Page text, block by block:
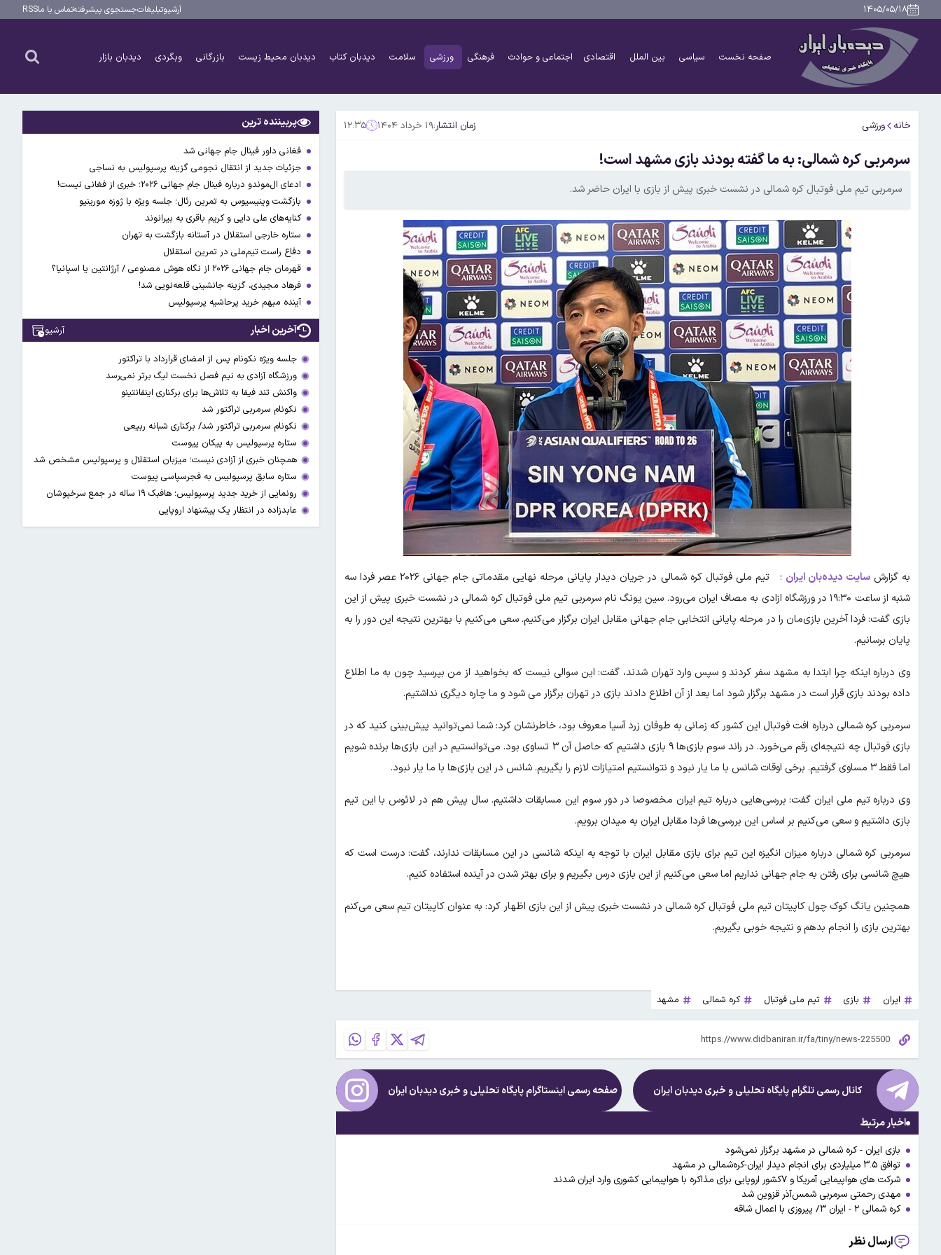
۱۴۰۵/۰۵/۱۸ آرشیوتبلیغاتجستجوی پیشرفتهتماس با ماRSS
صفحه نخست سیاسی بین الملل اقتصادی اجتماعی و حوادث فرهنگی ورزشی سلامت دیدبان کتاب دیدبان محیط زیست بازرگانی وبگردی دیدبان بازار
خانه ورزشی زمان انتشار:۱۹ خرداد ۱۴۰۴ ۱۲:۳۵
سرمربی کره شمالی: به ما گفته بودند بازی مشهد است!
سرمربی تیم ملی فوتبال کره شمالی در نشست خبری پیش از بازی با ایران حاضر شد.
به گزارشسایت دیده‌بان ایران
؛ تیم ملی فوتبال کره شمالی در جریان دیدار پایانی مرحله نهایی مقدماتی جام جهانی ۲۰۲۶ عصر فردا سه
شنبه از ساعت ۱۹:۳۰ در ورزشگاه ازادی به مصاف ایران می‌رود. سین یونگ نام سرمربی تیم ملی فوتبال کره شمالی در نشست خبری پیش از این
بازی گفت: فردا آخرین بازی‌مان را در مرحله پایانی انتخابی جام جهانی مقابل ایران برگزار می‌کنیم. سعی می‌کنیم با بهترین نتیجه این دور را به
پایان برسانیم.
وی درباره اینکه چرا ابتدا به مشهد سفر کردند و سپس وارد تهران شدند، گفت: این سوالی نیست که بخواهید از من بپرسید چون به ما اطلاع
داده بودند بازی قرار است در مشهد برگزار شود اما بعد از آن اطلاع دادند بازی در تهران برگزار می شود و ما چاره دیگری نداشتیم.
سرمربی کره شمالی درباره افت فوتبال این کشور که زمانی به طوفان زرد آسیا معروف بود، خاطرنشان کرد: شما نمی‌توانید پیش‌بینی کنید که در
بازی فوتبال چه نتیجه‌ای رقم می‌خورد. در راند سوم بازی‌ها ۹ بازی داشتیم که حاصل آن ۳ تساوی بود. می‌توانستیم در این بازی‌ها برنده شویم
اما فقط ۳ مساوی گرفتیم. برخی اوقات شانس با ما یار نبود و نتوانستیم امتیازات لازم را بگیریم. شانس در این بازی‌ها با ما یار نبود.
وی درباره تیم ملی ایران گفت: بررسی‌هایی درباره تیم ایران مخصوصا در دور سوم این مسابقات داشتیم. سال پیش هم در لائوس با این تیم
بازی داشتیم و سعی می‌کنیم بر اساس این بررسی‌ها فردا مقابل ایران به میدان برویم.
سرمربی کره شمالی درباره میزان انگیزه این تیم برای بازی مقابل ایران با توجه به اینکه شانسی در این مسابقات ندارند، گفت: درست است که
هیچ شانسی برای رفتن به جام جهانی نداریم اما سعی می‌کنیم از این بازی درس بگیریم و برای بهتر شدن در آینده استفاده کنیم.
همچنین یانگ کوک چول کاپیتان تیم ملی فوتبال کره شمالی در نشست خبری پیش از این بازی اظهار کرد: به عنوان کاپیتان تیم سعی می‌کنم
بهترین بازی را انجام بدهم و نتیجه خوبی بگیریم.
ایران بازی تیم ملی فوتبال کره شمالی مشهد
کانال رسمی تلگرام پایگاه تحلیلی و خبریدیدبان ایران صفحه رسمی اینستاگرام پایگاه تحلیلی و خبریدیدبان ایران
اخبار مرتبط
بازی ایران - کره شمالی در مشهد برگزار نمی‌شود
توافق ۳.۵ میلیاردی برای انجام دیدار ایران-‌کره‌شمالی در مشهد
شرکت های هواپیمایی آمریکا و ۷کشور اروپایی برای مذاکره با هواپیمایی کشوری وارد ایران شدند
مهدی رحمتی سرمربی شمس‌آذر قزوین شد
کره شمالی ۲ - ایران ۳/ پیروزی با اعمال شاقه
ارسال نظر
پربیننده ترین
فغانی داور فینال جام جهانی شد
جزئیات جدید از انتقال نجومی گزینه پرسپولیس به نساجی
ادعای ال‌‍موندو درباره فینال جام جهانی ۲۰۲۶؛ خبری از فغانی نیست!
بازگشت وینیسیوس به تمرین رئال؛ جلسه ویژه با ژوزه مورینیو
کنایه‌های علی دایی و کریم باقری به بیرانوند
ستاره خارجی استقلال در آستانه بازگشت به تهران
دفاع راست تیم‌ملی در تمرین استقلال
قهرمان جام جهانی ۲۰۲۶ از نگاه هوش مصنوعی / آرژانتین یا اسپانیا؟
فرهاد مجیدی، گزینه جانشینی قلعه‌نویی شد!
آینده مبهم خرید پرحاشیه پرسپولیس
آخرین اخبار آرشیو
جلسه ویژه نکونام پس از امضای قرارداد با تراکتور
ورزشگاه آزادی به نیم فصل نخست لیگ برتر نمی‌رسد
واکنش تند فیفا به تلاش‌ها برای برکناری اینفانتینو
نکونام سرمربی تراکتور شد
نکونام سرمربی تراکتور شد/ برکناری شبانه ربیعی
ستاره پرسپولیس به پیکان پیوست
همچنان خبری از آزادی نیست؛ میزبان استقلال و پرسپولیس مشخص شد
ستاره سابق پرسپولیس به فجرسپاسی پیوست
رونمایی از خرید جدید پرسپولیس؛ هافبک ۱۹ ساله در جمع سرخپوشان
عابدزاده در انتظار یک پیشنهاد اروپایی